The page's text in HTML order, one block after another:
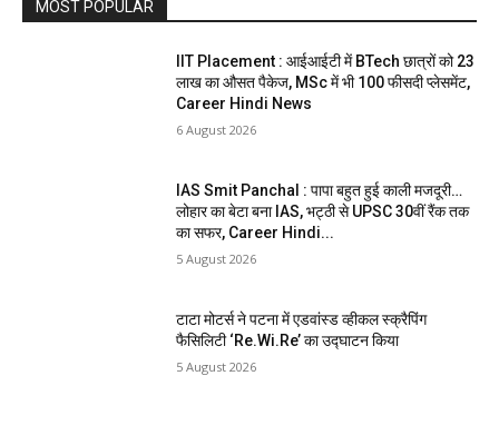
MOST POPULAR
IIT Placement : आईआईटी में BTech छात्रों को 23
लाख का औसत पैकेज, MSc में भी 100 फीसदी प्लेसमेंट,
Career Hindi News
6 August 2026
IAS Smit Panchal : पापा बहुत हुई काली मजदूरी…
लोहार का बेटा बना IAS, भट्ठी से UPSC 30वीं रैंक तक
का सफर, Career Hindi...
5 August 2026
टाटा मोटर्स ने पटना में एडवांस्ड व्हीकल स्क्रैपिंग
फैसिलिटी ‘Re.Wi.Re’ का उद्घाटन किया
5 August 2026